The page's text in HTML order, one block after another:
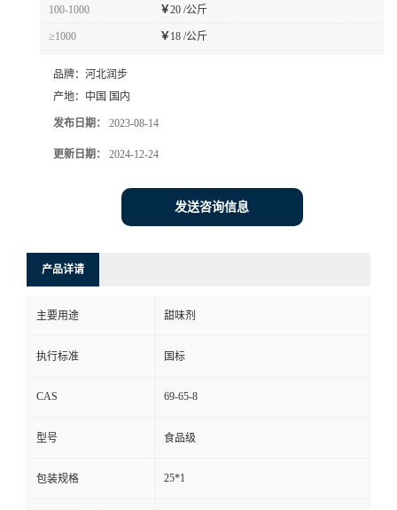
100-1000 ￥20 /公斤
≥1000 ￥18 /公斤
品牌： 河北润步
产地： 中国 国内
发布日期： 2023-08-14
更新日期： 2024-12-24
发送咨询信息
产品详请
主要用途 甜味剂
执行标准 国标
CAS 69-65-8
型号 食品级
包装规格 25*1